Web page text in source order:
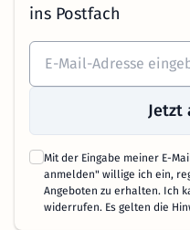
ins Postfach
Jetzt
Mit der Eingabe meiner E-
anmelden" willige ich ein,
Angeboten zu erhalten. Ich
widerrufen. Es gelten die